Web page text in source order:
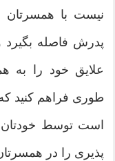
نیست با همسرتان
پدرش فاصله بگیرد
علایق خود را به
طوری فراهم کنید
است توسط
پذیری را در